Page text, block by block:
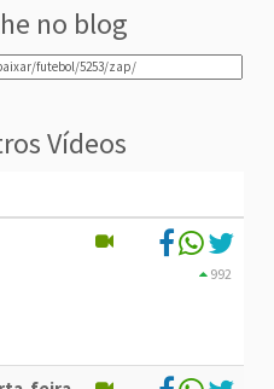
no blog
Vídeos
992